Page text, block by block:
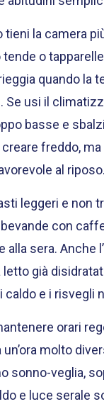
tieni la camera
o
quando la
Se usi il
basse e
creare freddo,
al riposo.
leggeri e non
con
alla sera. Anche
letto già
caldo e i risvegli
orari
un’ora molto
sonno-veglia,
e luce serale